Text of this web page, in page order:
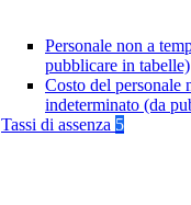
Personale non a
pubblicare in tabelle)
Costo del personale
indeterminato (da
Tassi di assenza 5